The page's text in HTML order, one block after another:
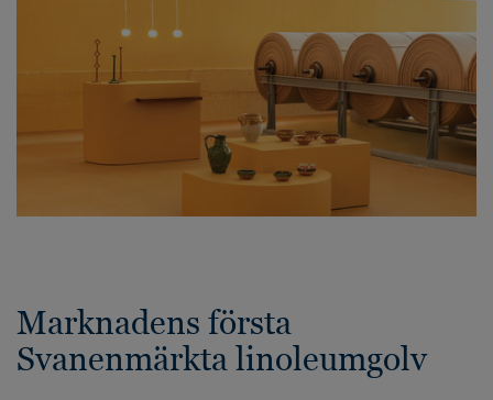
Marknadens första
Svanenmärkta linoleumgolv